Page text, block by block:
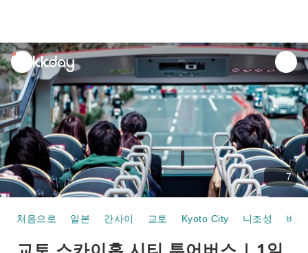
unread
notifications
7
처음으로 일본 간사이 교토 Kyoto City 니조성 버스